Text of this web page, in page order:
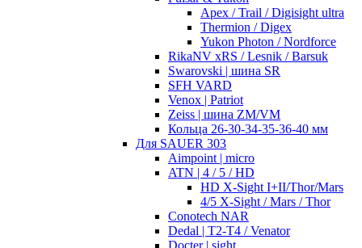
Apex / Trail / Digisight ultra
Thermion / Digex
Yukon Photon / Nordforce
RikaNV xRS / Lesnik / Barsuk
Swarovski | шина SR
SFH VARD
Venox | Patriot
Zeiss | шина ZM/VM
Кольца 26-30-34-35-36-40 мм
Для SAUER 303
Aimpoint | micro
ATN | 4 / 5 / HD
HD X-Sight I+II/Thor/Mars
4/5 X-Sight / Mars / Thor
Conotech NAR
Dedal | T2-T4 / Venator
Docter | sight